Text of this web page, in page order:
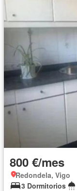
800 €/mes
Redondela, Vigo
3 Dormitorios